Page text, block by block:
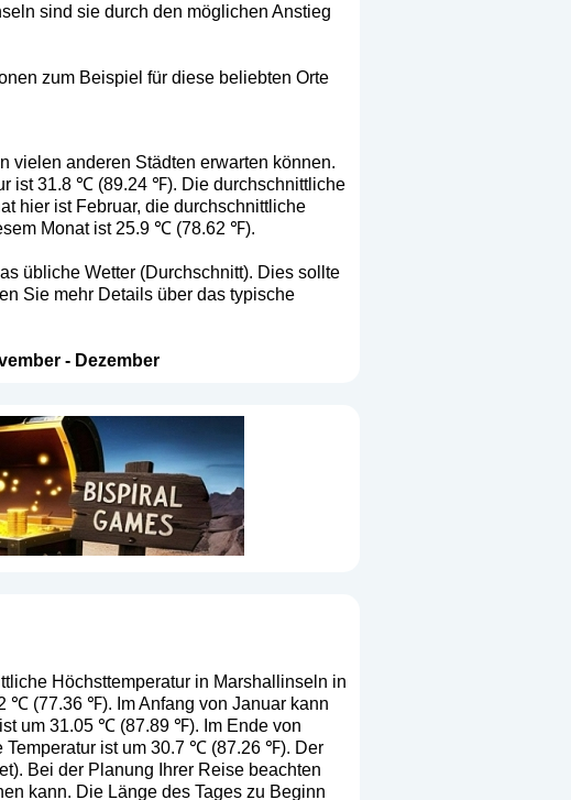
sind sie durch den möglichen Anstieg
zum Beispiel für diese beliebten Orte
vielen anderen Städten erwarten können.
ist 31.8 ℃ (89.24 ℉). Die durchschnittliche
hier ist Februar, die durchschnittliche
Monat ist 25.9 ℃ (78.62 ℉).
übliche Wetter (Durchschnitt). Dies sollte
Sie mehr Details über das typische
- Dezember
Höchsttemperatur in Marshallinseln in
℃ (77.36 ℉). Im Anfang von Januar kann
um 31.05 ℃ (87.89 ℉). Im Ende von
Temperatur ist um 30.7 ℃ (87.26 ℉). Der
). Bei der Planung Ihrer Reise beachten
kann. Die Länge des Tages zu Beginn